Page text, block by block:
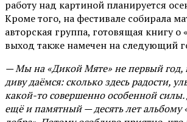
работу над картиной планируется
Кроме того, на фестивале собирала
авторская группа, готовящая книгу о
выход также намечен на следующий
— Мы на «Дикой Мяте» не первый год,
диву даёмся: сколько здесь радости,
какой-то совершенно особенной силы.
ещё и памятный — десять лет альбому